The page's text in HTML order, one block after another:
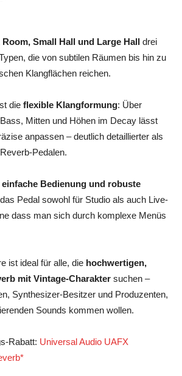
Room, Small Hall und Large Hall drei
die von subtilen Räumen bis hin zu
Klangflächen reichen.
die flexible Klangformung: Über
Mitten und Höhen im Decay lässt
anpassen – deutlich detaillierter als
Pedalen.
einfache Bedienung und robuste
Pedal sowohl für Studio als auch Live-
dass man sich durch komplexe Menüs
ist ideal für alle, die hochwertigen,
mit Vintage-Charakter suchen –
Synthesizer-Besitzer und Produzenten,
Sounds kommen wollen.
Rabatt: Universal Audio UAFX